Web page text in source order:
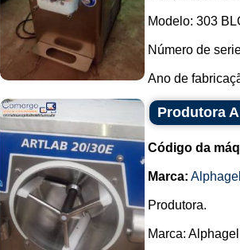
Modelo: 303
Número de
Ano de
Produtora
Código da
Marca:
Produtora.
Marca: